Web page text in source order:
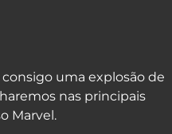
uma explosão de
nas principais
Marvel.